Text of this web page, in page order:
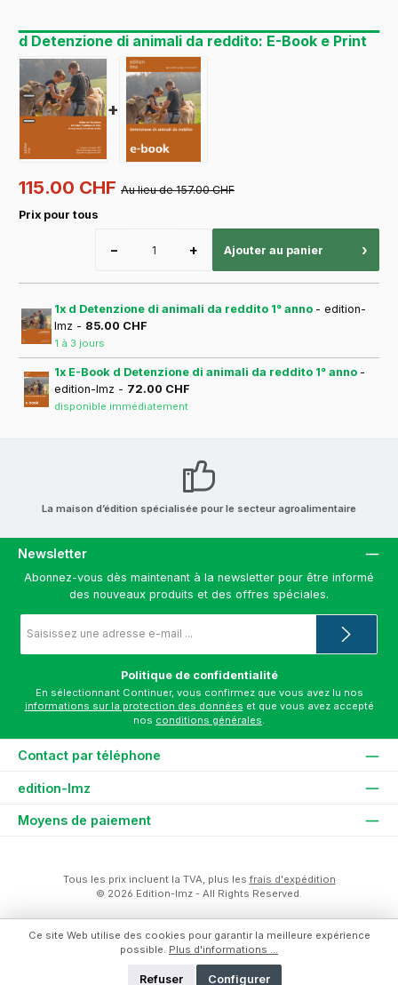
d Detenzione di animali da reddito: E-Book e Print
+
115.00 CHF Au lieu de 157.00 CHF
Prix pour tous
− + Ajouter au panier ›
1x d Detenzione di animali da reddito 1° anno - edition-
lmz - 85.00 CHF
1 à 3 jours
1x E-Book d Detenzione di animali da reddito 1° anno -
edition-lmz - 72.00 CHF
disponible immédiatement
La maison d’édition spécialisée pour le secteur agroalimentaire
Newsletter
Abonnez-vous dès maintenant à la newsletter pour être informé
des nouveaux produits et des offres spéciales.
e-
*
Politique de confidentialité
informations sur la protection des données et que vous avez accepté
nos conditions générales.
Contact par téléphone
edition-lmz
Moyens de paiement
Tous les prix incluent la TVA, plus lesfrais d'expédition
© 2026 Edition-lmz - All Rights Reserved.
Ce site Web utilise des cookies pour garantir la meilleure expérience
possible. Plus d'informations ...
Refuser Configurer